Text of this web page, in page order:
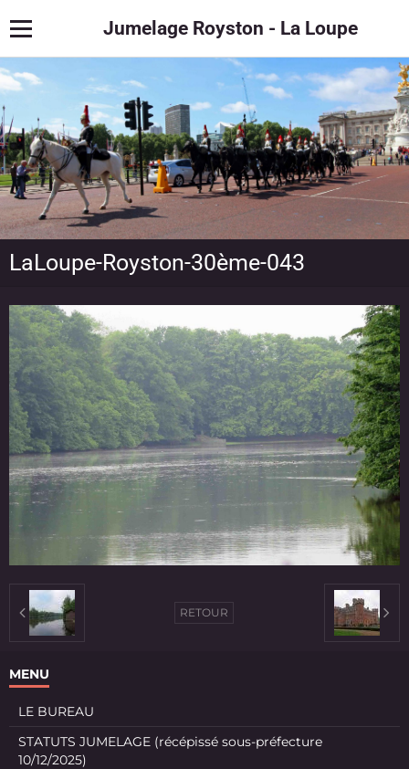
Jumelage Royston - La Loupe
LaLoupe-Royston-30ème-043
RETOUR
MENU
LE BUREAU
STATUTS JUMELAGE (récépissé sous-préfecture
10/12/2025)